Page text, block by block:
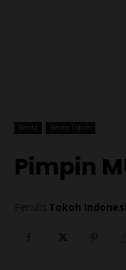
Berita Berita Tokoh
Pimpin
Tokoh